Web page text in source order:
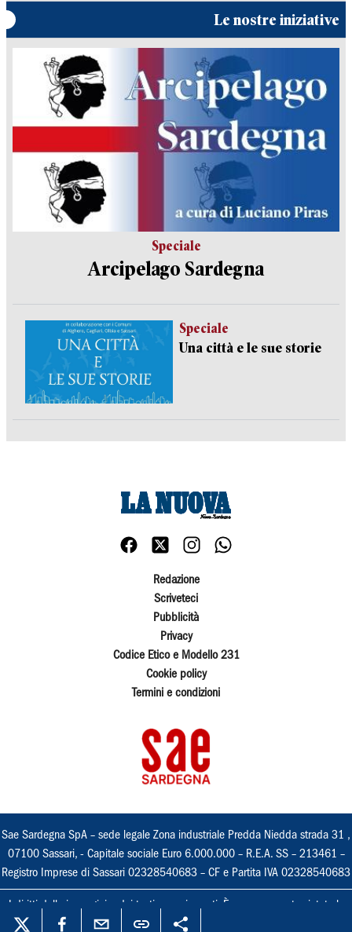
Le nostre iniziative
Speciale
Arcipelago Sardegna
Speciale
Una città e le sue storie
Redazione
Scriveteci
Pubblicità
Privacy
Codice Etico e Modello 231
Cookie policy
Termini e condizioni
Sae Sardegna SpA – sede legale Zona industriale Predda Niedda strada 31 ,
07100 Sassari, - Capitale sociale Euro 6.000.000 – R.E.A. SS – 213461 –
Registro Imprese di Sassari 02328540683 – CF e Partita IVA 02328540683
I diritti delle immagini e dei testi sono riservati. È espressamente vietata la
loro riproduzione con qualsiasi mezzo e l'adattamento totale o parziale.